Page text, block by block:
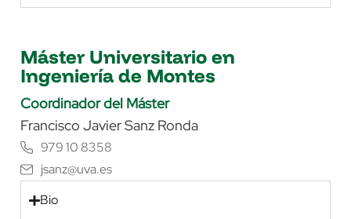
Máster Universitario en
Ingeniería de Montes
Coordinador del Máster
Francisco Javier Sanz Ronda
979 10 8358
jsanz@uva.es
Bio